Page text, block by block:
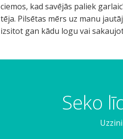
ciemos, kad savējās paliek
tēja. Pilsētas mērs uz manu
izsitot gan kādu logu vai
i
i
z
Seko